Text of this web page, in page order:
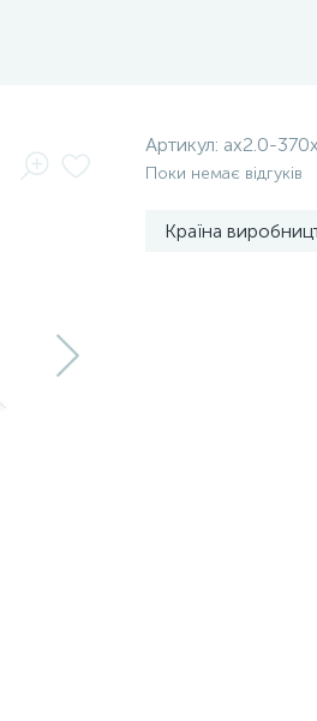
Артикул: ax2.0-
Поки немає відгуків
Країна